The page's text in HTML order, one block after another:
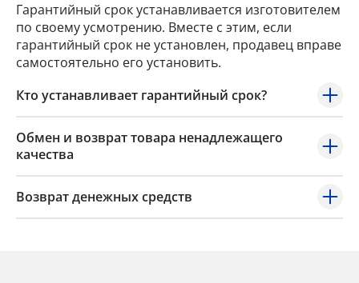
Гарантийный срок устанавливается изготовителем
по своему усмотрению. Вместе с этим, если
гарантийный срок не установлен, продавец вправе
самостоятельно его установить.
Кто устанавливает гарантийный срок?
Обмен и возврат товара ненадлежащего
качества
Возврат денежных средств